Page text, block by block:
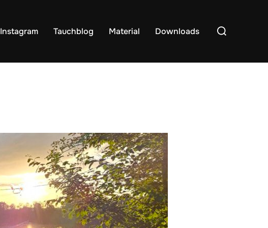
Instagram Tauchblog Material Downloads
Suchen
nach: